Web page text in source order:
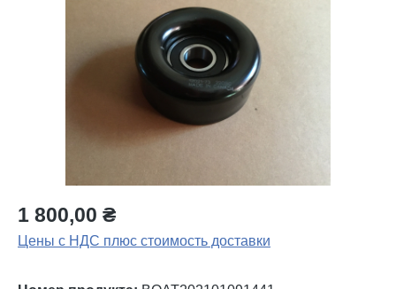
1 800,00 ₴
Цены с НДС плюс стоимость доставки